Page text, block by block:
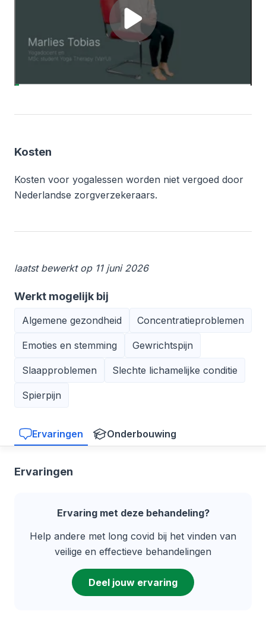
(tracking) cookies geplaatst worden
Laad
de
video
Yogaoefening:
sukshma
vyayama
Kosten
Kosten voor yogalessen worden niet vergoed door
Nederlandse zorgverzekeraars.
laatst bewerkt op 11 juni 2026
Werkt mogelijk bij
Algemene gezondheid Concentratieproblemen
Emoties en stemming Gewrichtspijn
Slaapproblemen Slechte lichamelijke conditie
Spierpijn
Ervaringen Onderbouwing
Ervaringen
Ervaring met deze behandeling?
Help andere met long covid bij het vinden van
veilige en effectieve behandelingen
Deel jouw ervaring